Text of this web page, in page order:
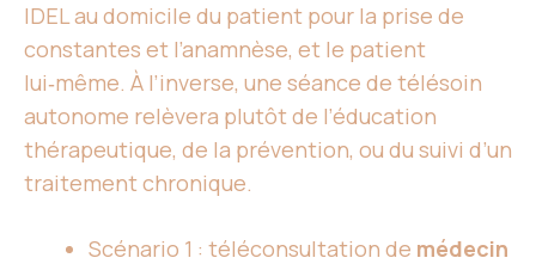
IDEL au domicile du patient pour la prise de
constantes et l’anamnèse, et le patient
lui‑même. À l’inverse, une séance de télésoin
autonome relèvera plutôt de l’éducation
thérapeutique, de la prévention, ou du suivi d’un
traitement chronique.
Scénario 1 : téléconsultation de médecin